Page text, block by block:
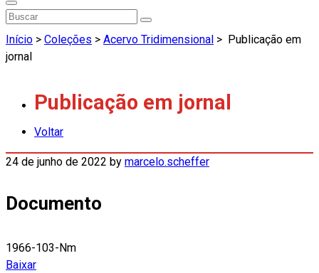
Início > Coleções > Acervo Tridimensional > Publicação em
jornal
Publicação em jornal
Voltar
24 de junho de 2022 by marcelo.scheffer
Documento
1966-103-Nm
Baixar